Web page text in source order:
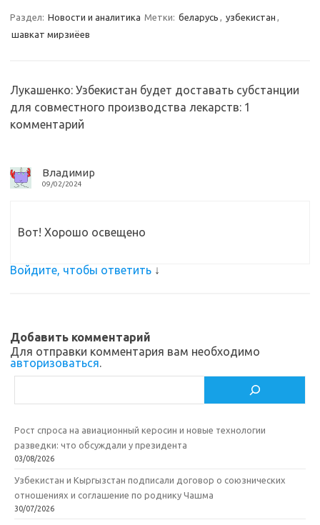
s
i
k
b
k
р
и
т
Раздел: Новости и аналитика Метки: беларусь , узбекистан ,
шавкат мирзиёев
Лукашенко: Узбекистан будет доставать субстанции
для совместного производства лекарств: 1
комментарий
Владимир
09/02/2024
Вот! Хорошо освещено
Войдите, чтобы ответить ↓
Добавить комментарий
Для отправки комментария вам необходимо
авторизоваться.
Рост спроса на авиационный керосин и новые технологии
разведки: что обсуждали у президента
03/08/2026
Узбекистан и Кыргызстан подписали договор о союзнических
отношениях и соглашение по роднику Чашма
30/07/2026